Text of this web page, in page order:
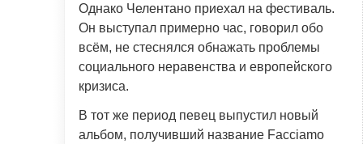
Однако Челентано приехал на фестиваль.
Он выступал примерно час, говорил обо
всём, не стеснялся обнажать проблемы
социального неравенства и европейского
кризиса.
В тот же период певец выпустил новый
альбом, получивший название Facciamo